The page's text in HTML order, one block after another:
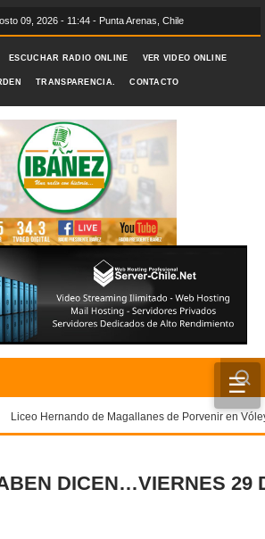
09, 2026 - 11:44 - Punta Arenas, Chile
ESCUCHAR RADIO ONLINE VER VIDEO ONLINE
TRANSPARENCIA. CONTACTO
☰
✕
Liceo Hernando de Magallanes de Porvenir en
DICEN…VIERNES 29